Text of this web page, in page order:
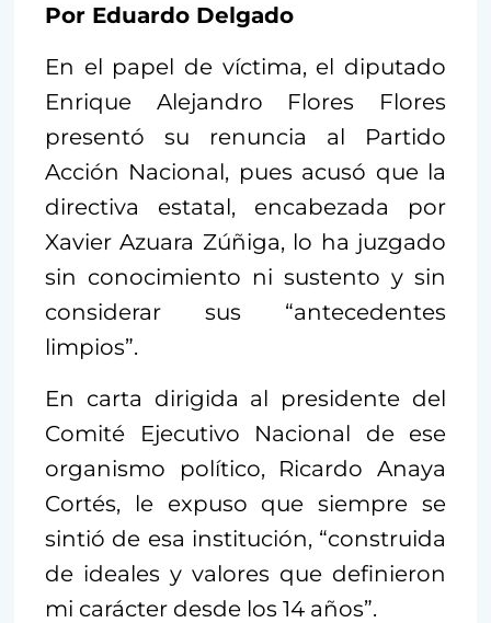
Por Eduardo Delgado
En el papel de víctima, el diputado
Enrique Alejandro Flores Flores
presentó su renuncia al Partido
Acción Nacional, pues acusó que la
directiva estatal, encabezada por
Xavier Azuara Zúñiga, lo ha juzgado
sin conocimiento ni sustento y sin
considerar sus “antecedentes
limpios”.
En carta dirigida al presidente del
Comité Ejecutivo Nacional de ese
organismo político, Ricardo Anaya
Cortés, le expuso que siempre se
sintió de esa institución, “construida
de ideales y valores que definieron
mi carácter desde los 14 años”.